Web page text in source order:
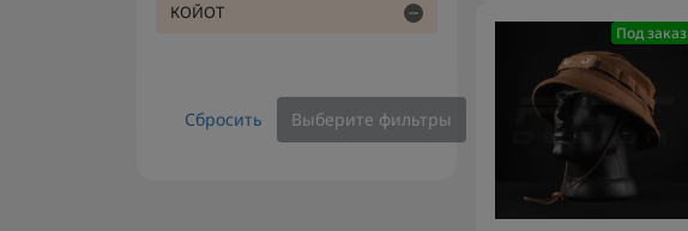
КОЙОТ
Сбросить Выберите фильтры
Под заказ